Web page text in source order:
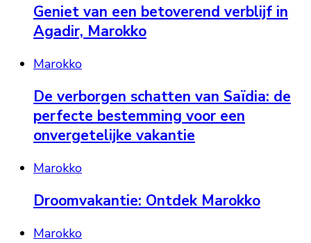
Geniet van een betoverend verblijf in
Agadir, Marokko
Marokko
De verborgen schatten van Saïdia: de
perfecte bestemming voor een
onvergetelijke vakantie
Marokko
Droomvakantie: Ontdek Marokko
Marokko